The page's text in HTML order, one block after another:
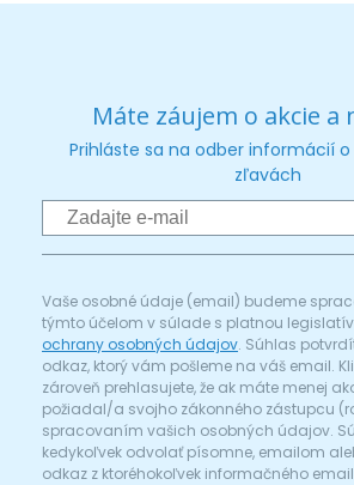
Máte záujem o akcie a
Prihláste sa na odber informácií
zľavách
Vaše osobné údaje (email) budeme
týmto účelom v súlade s platnou
ochrany osobných údajov. Súhlas
odkaz, ktorý vám pošleme na váš email.
zároveň prehlasujete, že ak máte menej
požiadal/a svojho zákonného zástupcu
spracovaním vašich osobných údajov.
kedykoľvek odvolať písomne, emailom
odkaz z ktoréhokoľvek informačného